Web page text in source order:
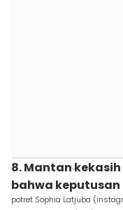
8. Mantan
bahwa
potret Sophia Latjuba